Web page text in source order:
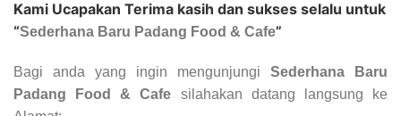
Kami Ucapakan Terima kasih dan sukses selalu untuk
“Sederhana Baru Padang Food & Cafe”
Bagi anda yang ingin mengunjungi Sederhana Baru
Padang Food & Cafe
silahakan datang langsung ke